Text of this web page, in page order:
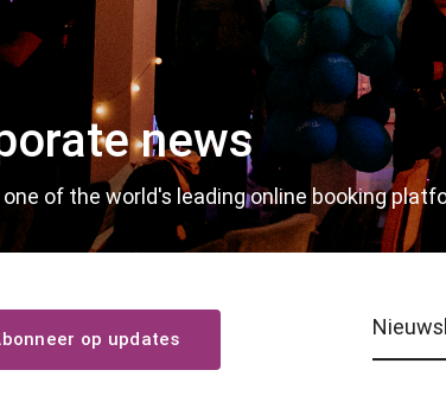
news
of the world's leading online booking
op updates